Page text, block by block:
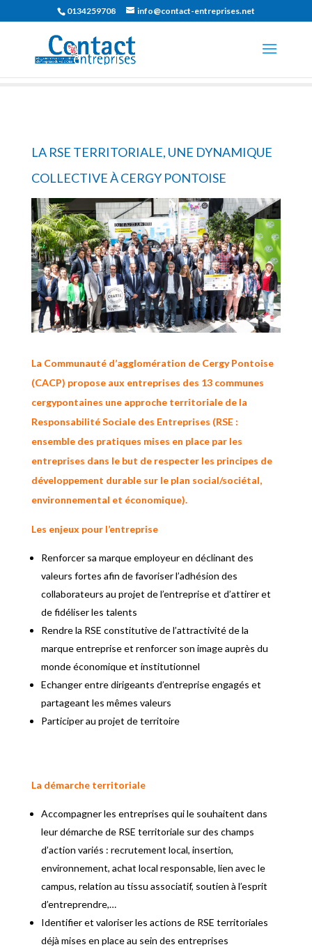
0134259708 info@contact-entreprises.net
LA RSE TERRITORIALE, UNE DYNAMIQUE
COLLECTIVE À CERGY PONTOISE
La Communauté d’agglomération de Cergy Pontoise
(CACP) propose aux entreprises des 13 communes
cergypontaines une approche territoriale de la
Responsabilité Sociale des Entreprises (RSE :
ensemble des pratiques mises en place par les
entreprises dans le but de respecter les principes de
développement durable sur le plan social/sociétal,
environnemental et économique).
Les enjeux pour l’entreprise
Renforcer sa marque employeur en déclinant des
valeurs fortes afin de favoriser l’adhésion des
collaborateurs au projet de l’entreprise et d’attirer et
de fidéliser les talents
Rendre la RSE constitutive de l’attractivité de la
marque entreprise et renforcer son image auprès du
monde économique et institutionnel
Echanger entre dirigeants d’entreprise engagés et
partageant les mêmes valeurs
Participer au projet de territoire
La démarche territoriale
Accompagner les entreprises qui le souhaitent dans
leur démarche de RSE territoriale sur des champs
d’action variés : recrutement local, insertion,
environnement, achat local responsable, lien avec le
campus, relation au tissu associatif, soutien à l’esprit
d’entreprendre,…
Identifier et valoriser les actions de RSE territoriales
déjà mises en place au sein des entreprises